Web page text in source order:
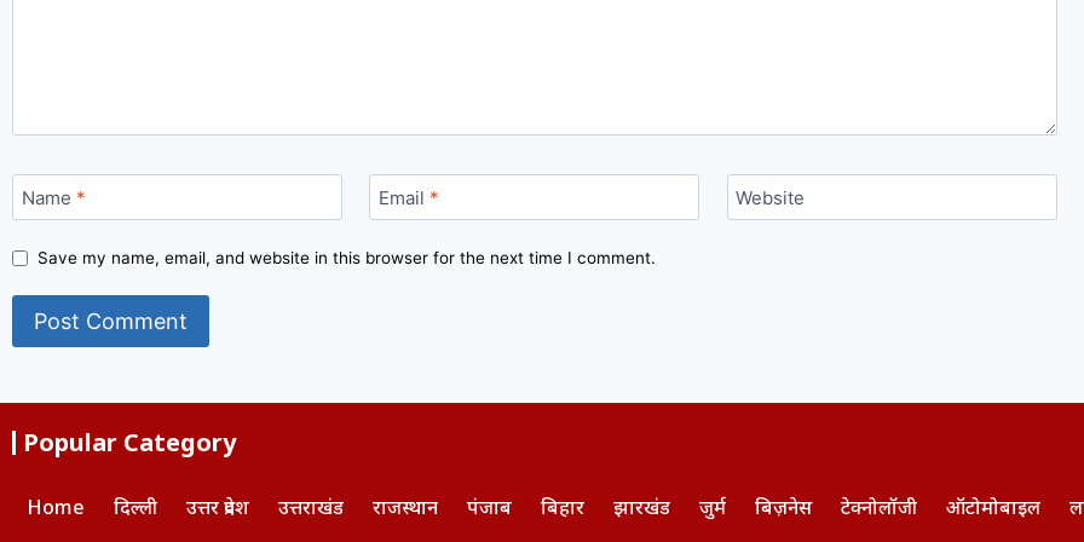
Name * Email * Website
Save my name, email, and website in this browser for the next time I comment.
Popular Category
Home दिल्ली उत्तर प्रदेश उत्तराखंड राजस्थान पंजाब बिहार झारखंड जुर्म बिज़नेस टेक्नोलॉजी ऑटोमोबाइल